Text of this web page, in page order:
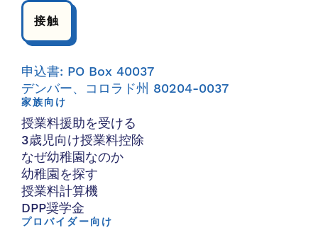
接触
申込書: PO Box 40037
デンバー、コロラド州 80204-0037
家族向け
授業料援助を受ける
3歳児向け授業料控除
なぜ幼稚園なのか
幼稚園を探す
授業料計算機
DPP奨学金
プロバイダー向け